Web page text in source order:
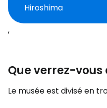
Hiroshima
,
Que verrez-vous
Le musée est divisé en